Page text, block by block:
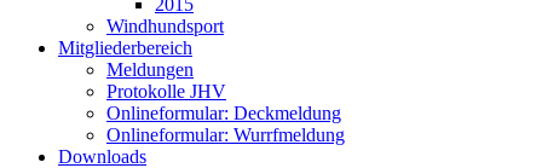
2015
Windhundsport
Mitgliederbereich
Meldungen
Protokolle JHV
Onlineformular: Deckmeldung
Onlineformular: Wurrfmeldung
Downloads